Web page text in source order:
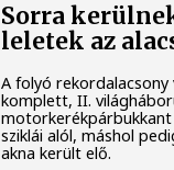
Sorra
leletek az
A folyó rekordalacsony
komplett, II.
sziklái alól, máshol
akna került elő.